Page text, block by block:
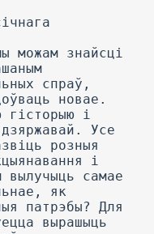
можам знайсці
спраў,
новае.
гісторыю і
Усе
розныя
і
вылучыць самае
як
патрэбы? Для
вырашыць